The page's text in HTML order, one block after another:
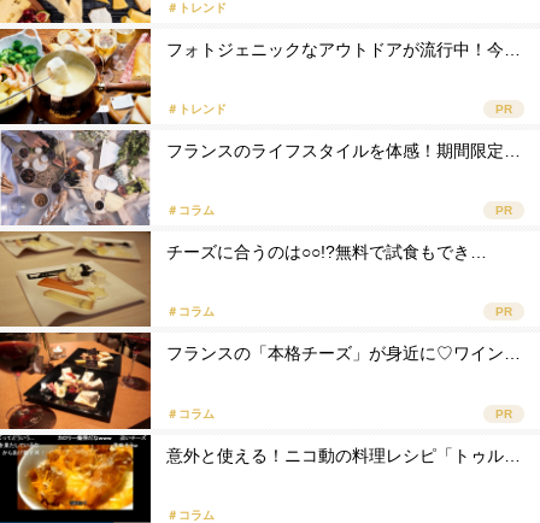
＃トレンド
フォトジェニックなアウトドアが流行中！今…
＃トレンド PR
フランスのライフスタイルを体感！期間限定…
＃コラム PR
チーズに合うのは○○!?無料で試食もでき…
＃コラム PR
フランスの「本格チーズ」が身近に♡ワイン…
＃コラム PR
意外と使える！ニコ動の料理レシピ「トゥル…
＃コラム